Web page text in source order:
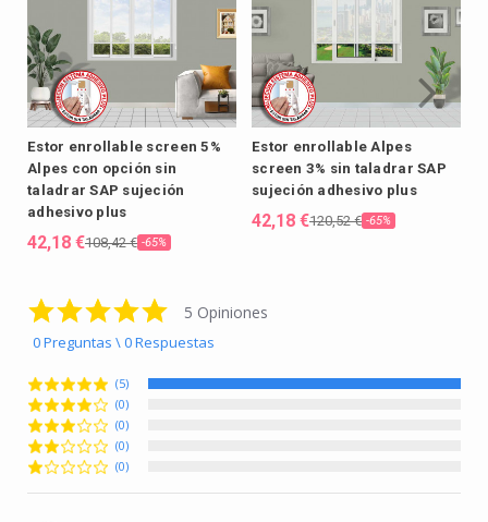
Estor enrollable screen 5%
Alpes con opción sin
taladrar SAP sujeción
adhesivo plus
42,18 €108,42 € -65%
Estor enrollable Alpes
screen 3% sin taladrar SAP
sujeción adhesivo plus
42,18 €120,52 € -65%
5.0 star rating
5 Opiniones
0 Preguntas \ 0 Respuestas
(5)
(0)
(0)
(0)
(0)